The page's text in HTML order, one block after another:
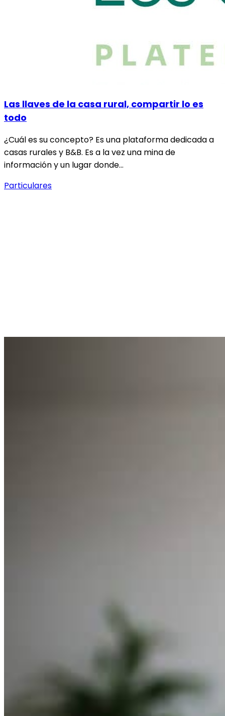
Las llaves de la casa rural, compartir lo es
todo
¿Cuál es su concepto? Es una plataforma dedicada a
casas rurales y B&B. Es a la vez una mina de
información y un lugar donde…
Particulares